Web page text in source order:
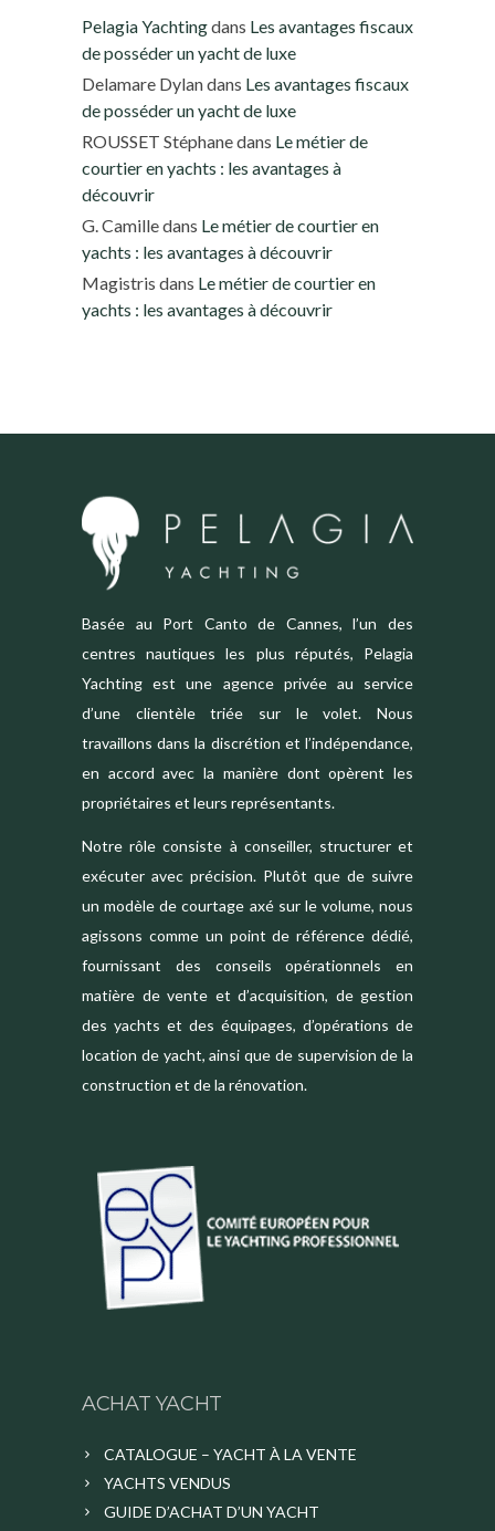
Pelagia Yachtingdans Les avantages fiscaux
de posséder un yacht de luxe
Delamare Dylandans Les avantages fiscaux
de posséder un yacht de luxe
ROUSSET Stéphanedans Le métier de
courtier en yachts : les avantages à
découvrir
G. Camilledans Le métier de courtier en
yachts : les avantages à découvrir
Magistris dans Le métier de courtier en
yachts : les avantages à découvrir
Basée au Port Canto de Cannes, l’un des
centres nautiques les plus réputés, Pelagia
Yachting est une agence privée au service
d’une clientèle triée sur le volet. Nous
travaillons dans la discrétion et l’indépendance,
en accord avec la manière dont opèrent les
propriétaires et leurs représentants.
Notre rôle consiste à conseiller, structurer et
exécuter avec précision. Plutôt que de suivre
un modèle de courtage axé sur le volume, nous
agissons comme un point de référence dédié,
fournissant des conseils opérationnels en
matière de vente et d’acquisition, de gestion
des yachts et des équipages, d’opérations de
location de yacht, ainsi que de supervision de la
construction et de la rénovation.
ACHAT YACHT
CATALOGUE – YACHT À LA VENTE
YACHTS VENDUS
GUIDE D’ACHAT D’UN YACHT